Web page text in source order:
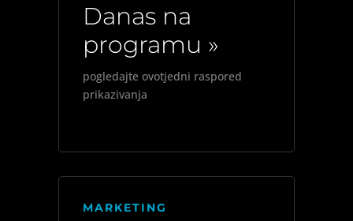
Danas na
programu »
pogledajte ovotjedni raspored
prikazivanja
MARKETING